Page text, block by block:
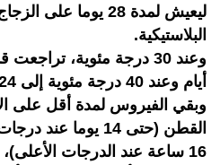
ليعيش لمدة 28 يوما
البلاستيكية. ‎
وعند 30 درجة مئوية،
أيام وعند 40 درجة مئوية إلى 24 ساعة فقط. ‎
وبقي الفيروس لمدة أقل على
القطن (حتى 14 يوما